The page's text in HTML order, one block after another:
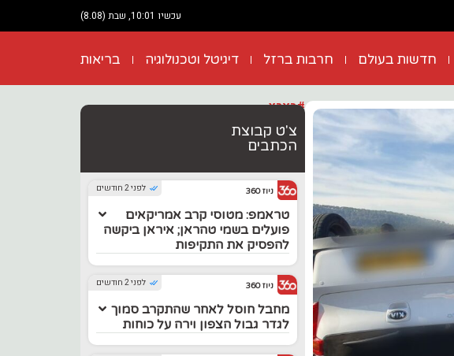
עכשיו 10:01, שבת (8.08)
חדשות בעולם חרבות ברזל דיגיטל וטכנולוגיה בריאות
#בארץ
צ'ט קבוצת
הכתבים
לפני 2 חודשים ניוז 360
טראמפ: מטוסי קרב אמריקאים
פועלים בשמי טהראן; איראן ביקשה
להפסיק את התקיפות
לפני 2 חודשים ניוז 360
מחבל חוסל לאחר שהתקרב סמוך
לגדר גבול הצפון וירה על כוחות